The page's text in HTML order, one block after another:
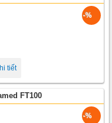
-%
tiết
FT100
-%